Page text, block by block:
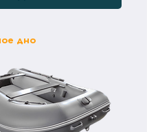
дно